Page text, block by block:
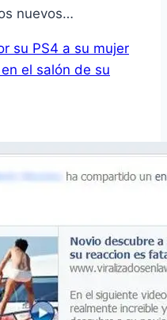
nuevos…
su PS4 a su mujer
el salón de su